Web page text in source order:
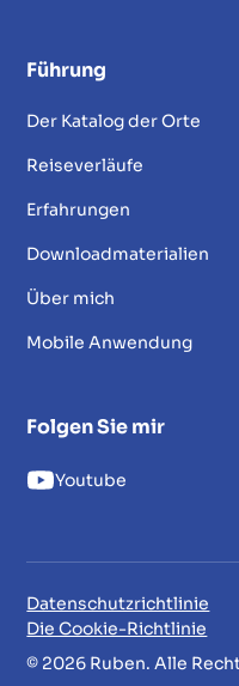
Führung
Der Katalog der Orte
Reiseverläufe
Erfahrungen
Downloadmaterialien
Über mich
Mobile Anwendung
Folgen Sie mir
Youtube
© 2026 Ruben. Alle
Datenschutzrichtlinie
Die Cookie-Richtlinie